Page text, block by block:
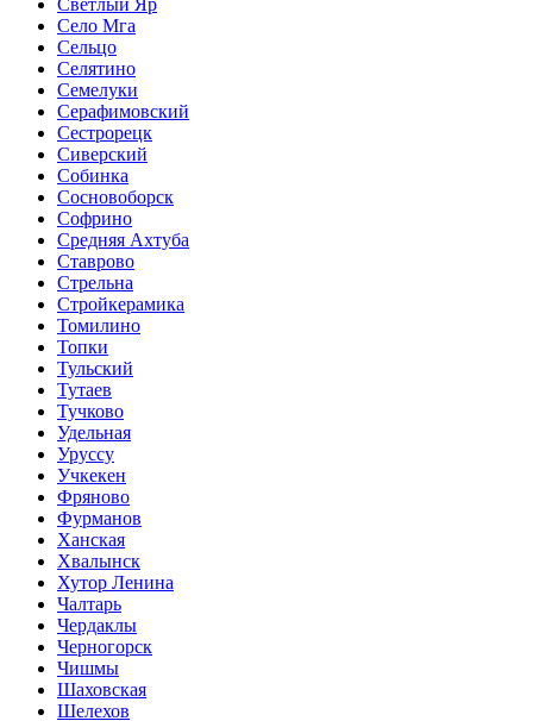
Село Мга
Сельцо
Селятино
Семелуки
Серафимовский
Сестрорецк
Сиверский
Собинка
Сосновоборск
Софрино
Средняя Ахтуба
Ставрово
Стрельна
Стройкерамика
Томилино
Топки
Тульский
Тутаев
Тучково
Удельная
Уруссу
Учкекен
Фряново
Фурманов
Ханская
Хвалынск
Хутор Ленина
Чалтарь
Чердаклы
Черногорск
Чишмы
Шаховская
Шелехов